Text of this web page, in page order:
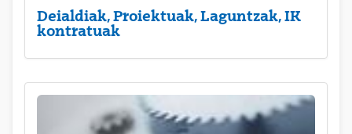
Deialdiak, Proiektuak, Laguntzak, IK
kontratuak